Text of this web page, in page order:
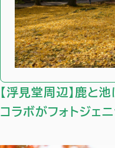
【浮見堂周辺】鹿と
コラボがフォトジェニ